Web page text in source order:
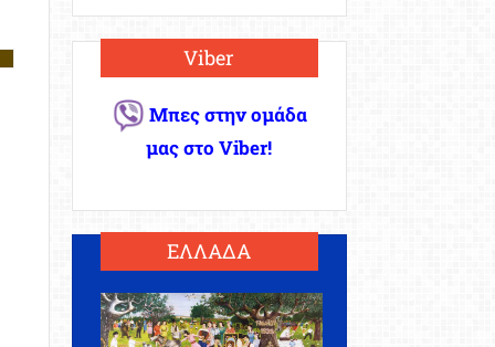
Viber
Μπες στην ομάδα
μας στο Viber!
ΕΛΛΑΔΑ